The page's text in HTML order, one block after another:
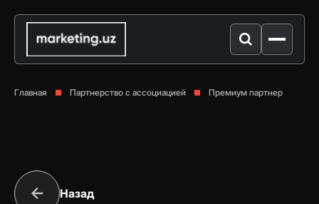
Главная Партнерство с ассоциацией Премиум партнер
Назад